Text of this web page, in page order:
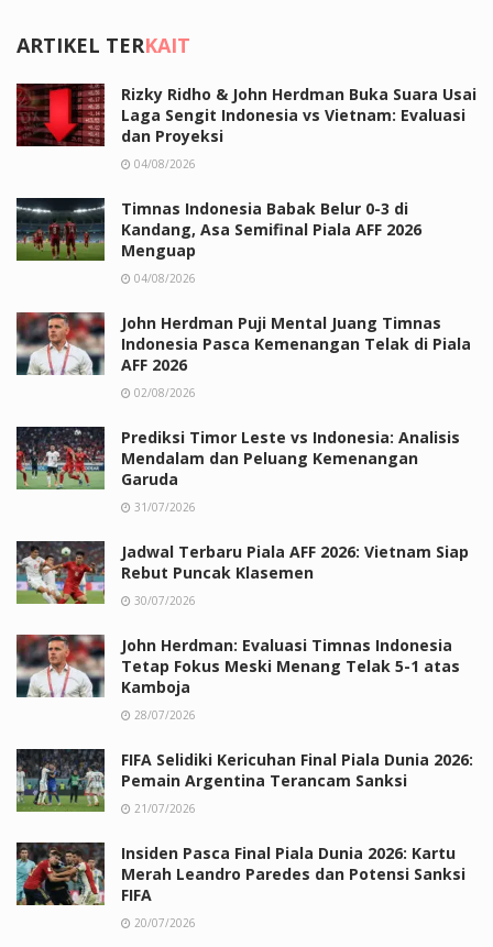
ARTIKEL TERKAIT
Rizky Ridho & John Herdman Buka Suara Usai
Laga Sengit Indonesia vs Vietnam: Evaluasi
dan Proyeksi
04/08/2026
Timnas Indonesia Babak Belur 0-3 di
Kandang, Asa Semifinal Piala AFF 2026
Menguap
04/08/2026
John Herdman Puji Mental Juang Timnas
Indonesia Pasca Kemenangan Telak di Piala
AFF 2026
02/08/2026
Prediksi Timor Leste vs Indonesia: Analisis
Mendalam dan Peluang Kemenangan
Garuda
31/07/2026
Jadwal Terbaru Piala AFF 2026: Vietnam Siap
Rebut Puncak Klasemen
30/07/2026
John Herdman: Evaluasi Timnas Indonesia
Tetap Fokus Meski Menang Telak 5-1 atas
Kamboja
28/07/2026
FIFA Selidiki Kericuhan Final Piala Dunia 2026:
Pemain Argentina Terancam Sanksi
21/07/2026
Insiden Pasca Final Piala Dunia 2026: Kartu
Merah Leandro Paredes dan Potensi Sanksi
FIFA
20/07/2026